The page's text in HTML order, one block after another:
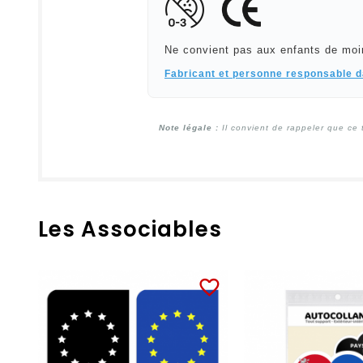
Ne convient pas aux enfants de
Fabricant et personne responsable
Note légale : Il convient de rappeler que ce
Les Associables
favorite_border